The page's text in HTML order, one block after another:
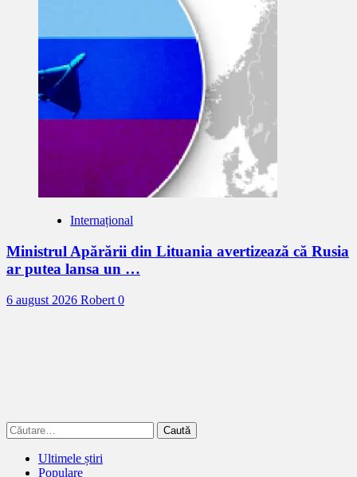
Internațional
Ministrul Apărării din Lituania avertizează că Rusia
ar putea lansa un …
6 august 2026 Robert 0
Caută
după:
Ultimele știri
Populare